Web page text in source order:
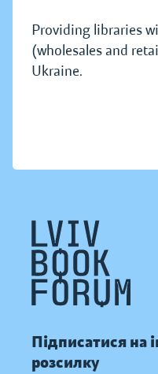
Providing libraries
(wholesales and
Ukraine.
Підписатися на
розсилку